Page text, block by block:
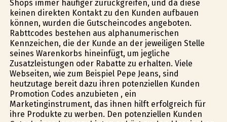
Shops immer häufiger zurückgreifen, und da diese
keinen direkten Kontakt zu den Kunden aufbauen
können, wurden die Gutscheincodes angeboten.
Rabttcodes bestehen aus alphanumerischen
Kennzeichen, die der Kunde an der jeweiligen Stelle
seines Warenkorbs hineinfügt, um jegliche
Zusatzleistungen oder Rabatte zu erhalten. Viele
Webseiten, wie zum Beispiel Pepe Jeans, sind
heutzutage bereit dazu ihren potenziellen Kunden
Promotion Codes anzubieten , ein
Marketinginstrument, das ihnen hilft erfolgreich für
ihre Produkte zu werben. Den potenziellen Kunden